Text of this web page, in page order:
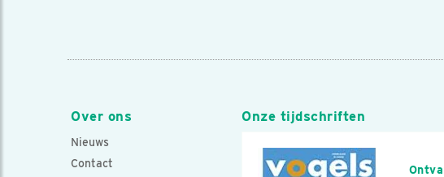
Over ons
Nieuws
Contact
Onze tijdschriften